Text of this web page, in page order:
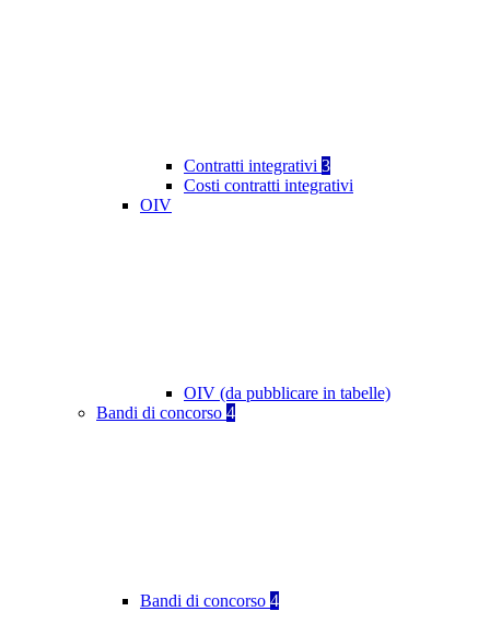
Contratti integrativi 3
Costi contratti integrativi
OIV
OIV (da pubblicare in tabelle)
Bandi di concorso 4
Bandi di concorso 4